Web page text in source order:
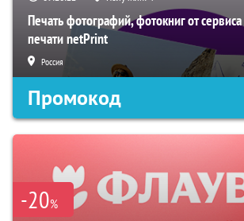
Печать фотографий, фотокниг от
печати netPrint
Россия
Промокод
-20%